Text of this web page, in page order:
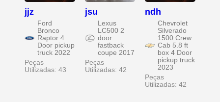
jjz
Ford
Bronco
Raptor 4
Door pickup
truck 2022
Peças
Utilizadas: 43
jsu
Lexus
LC500 2
door
fastback
coupe 2017
Peças
Utilizadas: 42
ndh
Chevrolet
Silverado
1500 Crew
Cab 5.8 ft
box 4 Door
pickup truck
2023
Peças
Utilizadas: 42